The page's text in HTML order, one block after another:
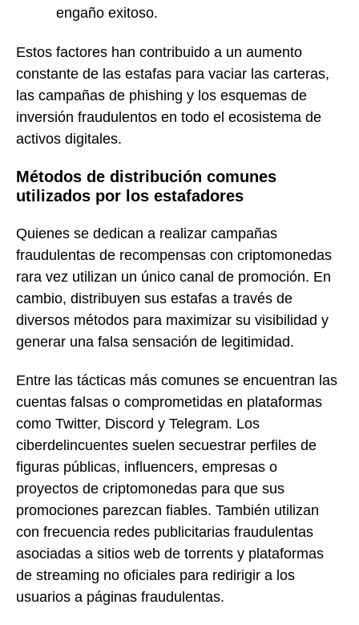
engaño exitoso.
Estos factores han contribuido a un aumento
constante de las estafas para vaciar las carteras,
las campañas de phishing y los esquemas de
inversión fraudulentos en todo el ecosistema de
activos digitales.
Métodos de distribución comunes
utilizados por los estafadores
Quienes se dedican a realizar campañas
fraudulentas de recompensas con criptomonedas
rara vez utilizan un único canal de promoción. En
cambio, distribuyen sus estafas a través de
diversos métodos para maximizar su visibilidad y
generar una falsa sensación de legitimidad.
Entre las tácticas más comunes se encuentran las
cuentas falsas o comprometidas en plataformas
como Twitter, Discord y Telegram. Los
ciberdelincuentes suelen secuestrar perfiles de
figuras públicas, influencers, empresas o
proyectos de criptomonedas para que sus
promociones parezcan fiables. También utilizan
con frecuencia redes publicitarias fraudulentas
asociadas a sitios web de torrents y plataformas
de streaming no oficiales para redirigir a los
usuarios a páginas fraudulentas.